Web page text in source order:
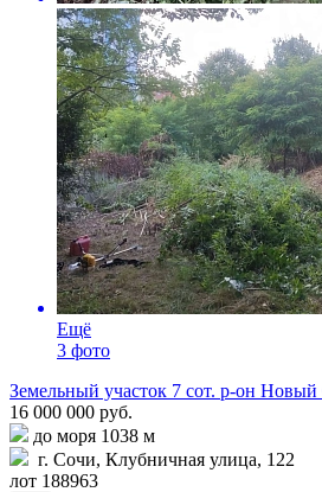
Ещё
3 фото
Земельный участок 7 сот. р-он
16 000 000 руб.
до моря 1038 м
г. Сочи, Клубничная улица, 122
лот 188963